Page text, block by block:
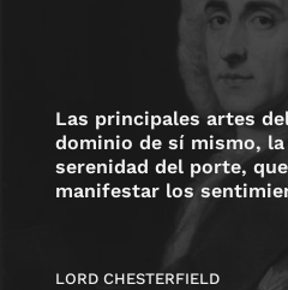
Las principales artes
dominio de sí mismo,
serenidad del porte,
manifestar los
LORD CHESTERFIELD